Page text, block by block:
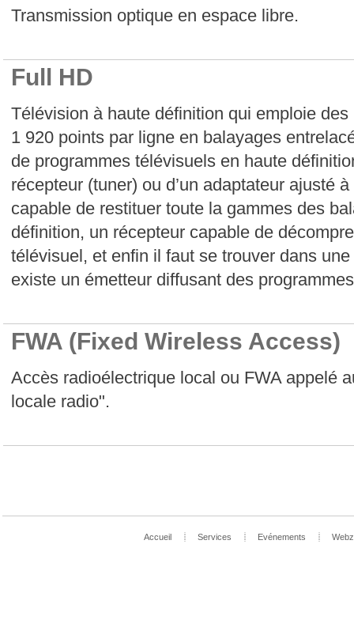
Transmission optique en espace libre.
Full HD
Télévision à haute définition qui emploie
1 920 points par ligne en balayages
de programmes télévisuels en haute
récepteur (tuner) ou d’un adaptateur ajusté
capable de restituer toute la gammes des
définition, un récepteur capable de
télévisuel, et enfin il faut se trouver dans
existe un émetteur diffusant des
FWA (Fixed Wireless Access)
Accès radioélectrique local ou FWA appelé
locale radio".
Accueil Services Evénements